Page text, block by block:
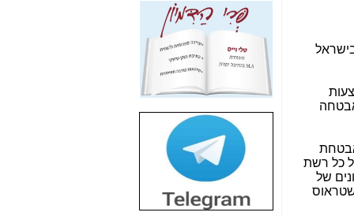
כל רשת
של
"יש אפליה בחקירה"?
חשיפה: למה השר
משה כחלון לא נחקר
עד היום? -
כאן
חשיפת חשד לשחיתות
הדומה לזו של "תיק
הסלולר -
חשיפת מה שלא
רוצים שתדעו בעניין
פריסת אנלימיטד
(בניחוח בלתי נסבל) -
כאן